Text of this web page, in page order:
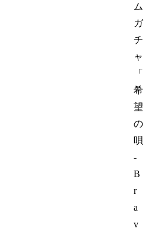
ム
ガ
チ
ャ
「
希
望
の
唄
-
B
r
a
v